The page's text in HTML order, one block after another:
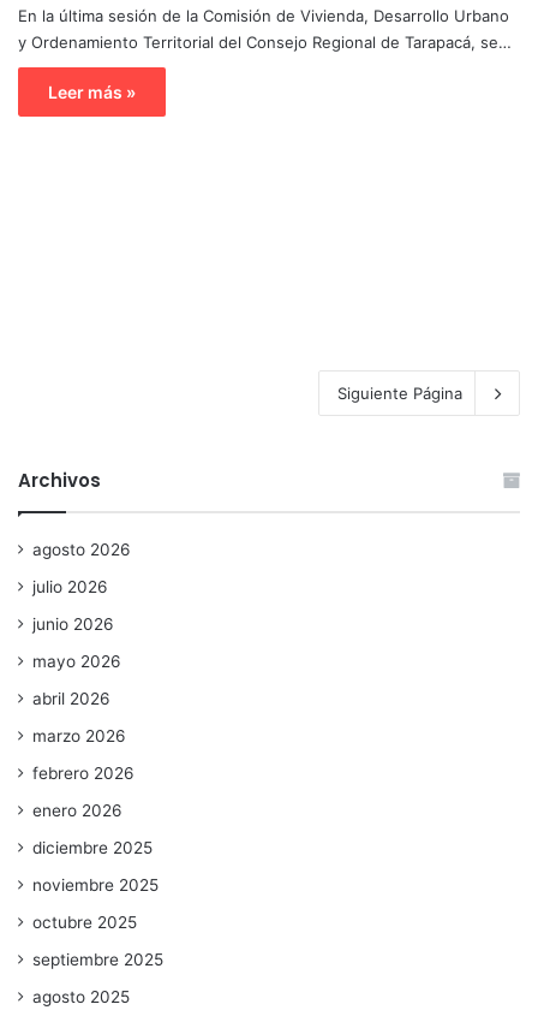
En la última sesión de la Comisión de Vivienda, Desarrollo Urbano
y Ordenamiento Territorial del Consejo Regional de Tarapacá, se…
Leer más »
Siguiente Página
Archivos
agosto 2026
julio 2026
junio 2026
mayo 2026
abril 2026
marzo 2026
febrero 2026
enero 2026
diciembre 2025
noviembre 2025
octubre 2025
septiembre 2025
agosto 2025